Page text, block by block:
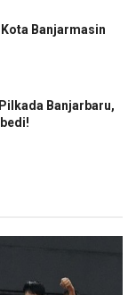
Banjarmasin
Banjarbaru,